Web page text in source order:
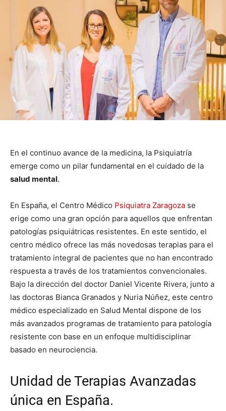
En el continuo avance de la medicina, la Psiquiatría
emerge como un pilar fundamental en el cuidado de la
salud mental.
En España, el Centro Médico Psiquiatra Zaragoza se
erige como una gran opción para aquellos que enfrentan
patologías psiquiátricas resistentes. En este sentido, el
centro médico ofrece las más novedosas terapias para el
tratamiento integral de pacientes que no han encontrado
respuesta a través de los tratamientos convencionales.
Bajo la dirección del doctor Daniel Vicente Rivera, junto a
las doctoras Bianca Granados y Nuria Núñez, este centro
médico especializado en Salud Mental dispone de los
más avanzados programas de tratamiento para patología
resistente con base en un enfoque multidisciplinar
basado en neurociencia.
Unidad de Terapias Avanzadas
única en España.